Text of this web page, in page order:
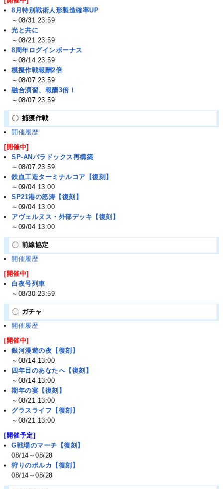
8月特別戦術人形製造確率UP
～08/31 23:59
光と共に
～08/21 23:59
8周年ログインボーナス
～08/14 23:59
模擬作戦報酬2倍
～08/07 23:59
融合演習、報酬3倍！
～08/07 23:59
捕獲作戦
開催履歴
[開催中]
SP-ANパラドックス再構築
～08/07 23:59
鉄血工造ターミナルコア【復刻】
～09/04 13:00
SP21港の怒涛【復刻】
～09/04 13:00
アヴェルヌス・外部デッキ【復刻】
～09/04 13:00
前線協定
開催履歴
[開催中]
白夜号列車
～08/30 23:59
ガチャ
開催履歴
[開催中]
銀河漫遊の夜【復刻】
～08/14 13:00
四年目のあなたへ【復刻】
～08/14 13:00
期年の宴【復刻】
～08/21 13:00
グラスライフ【復刻】
～08/21 13:00
[開催予定]
G戦場のマーチ【復刻】
08/14～08/28
狩りのポルカ【復刻】
08/14～08/28